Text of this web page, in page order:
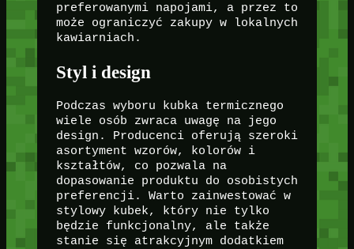
preferowanymi napojami, a przez to
może ograniczyć zakupy w lokalnych
kawiarniach.
Styl i design
Podczas wyboru kubka termicznego
wiele osób zwraca uwagę na jego
design. Producenci oferują szeroki
asortyment wzorów, kolorów i
kształtów, co pozwala na
dopasowanie produktu do osobistych
preferencji. Warto zainwestować w
stylowy kubek, który nie tylko
będzie funkcjonalny, ale także
stanie się atrakcyjnym dodatkiem